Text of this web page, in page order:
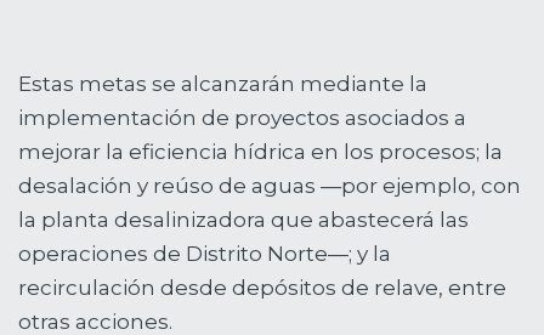
Estas metas se alcanzarán mediante la
implementación de proyectos asociados a
mejorar la eficiencia hídrica en los procesos; la
desalación y reúso de aguas —por ejemplo, con
la planta desalinizadora que abastecerá las
operaciones de Distrito Norte—; y la
recirculación desde depósitos de relave, entre
otras acciones.